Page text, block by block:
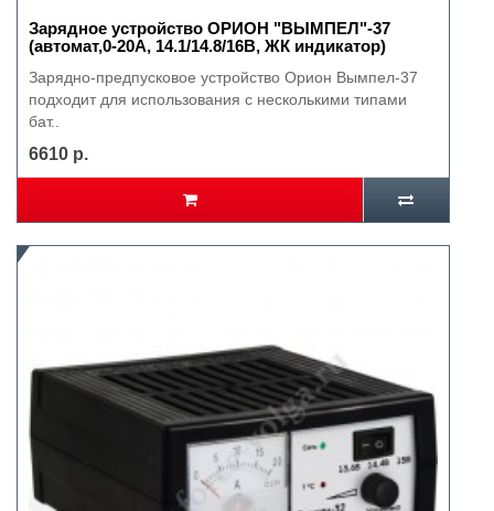
Зарядное устройство ОРИОН "ВЫМПЕЛ"-37
(автомат,0-20А, 14.1/14.8/16В, ЖК индикатор)
Зарядно-предпусковое устройство Орион Вымпел-37
подходит для использования с несколькими типами
бат..
6610 р.